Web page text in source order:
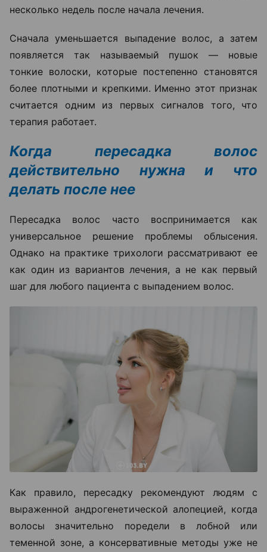
несколько недель после начала лечения.
Сначала уменьшается выпадение волос, а затем
появляется так называемый пушок — новые
тонкие волоски, которые постепенно становятся
более плотными и крепкими. Именно этот признак
считается одним из первых сигналов того, что
терапия работает.
Когда пересадка волос
действительно нужна и что
делать после нее
Пересадка волос часто воспринимается как
универсальное решение проблемы облысения.
Однако на практике трихологи рассматривают ее
как один из вариантов лечения, а не как первый
шаг для любого пациента с выпадением волос.
Как правило, пересадку рекомендуют людям с
выраженной андрогенетической алопецией, когда
волосы значительно поредели в лобной или
теменной зоне, а консервативные методы уже не